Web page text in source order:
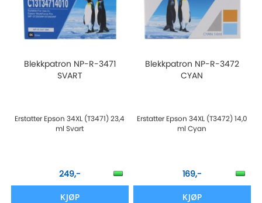
Blekkpatron NP-R-3471
SVART
Erstatter Epson 34XL (T3471) 23,4
ml Svart
249,-
KJØP
Blekkpatron NP-R-3472
CYAN
Erstatter Epson 34XL (T3472) 14,0
ml Cyan
169,-
KJØP